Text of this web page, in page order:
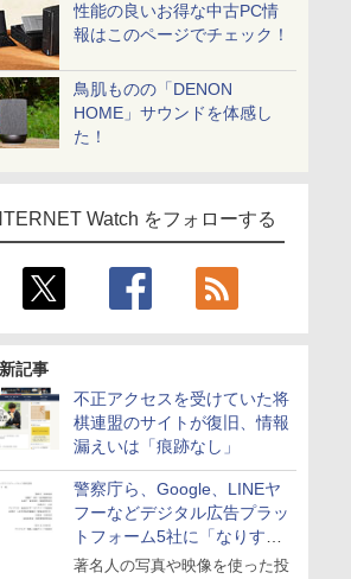
性能の良いお得な中古PC情
報はこのページでチェック！
鳥肌ものの「DENON
HOME」サウンドを体感し
た！
Watch をフォローする
記事
不正アクセスを受けていた将
棋連盟のサイトが復旧、情報
漏えいは「痕跡なし」
警察庁ら、Google、LINEヤ
フーなどデジタル広告プラッ
トフォーム5社に「なりすま
し詐欺広告」対策強化を要請
著名人の写真や映像を使った投